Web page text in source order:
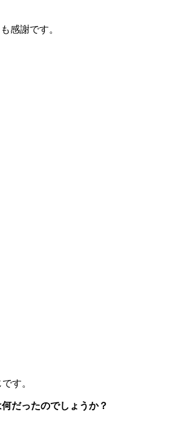
感謝です。
す。
だったのでしょうか？